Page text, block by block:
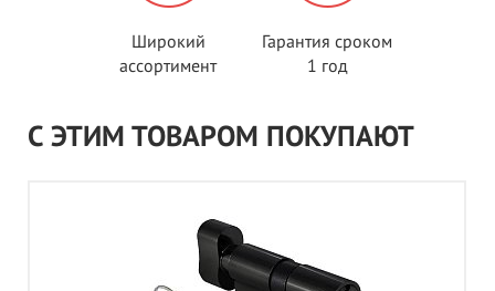
Широкий
ассортимент
Гарантия сроком
1 год
С ЭТИМ ТОВАРОМ ПОКУПАЮТ